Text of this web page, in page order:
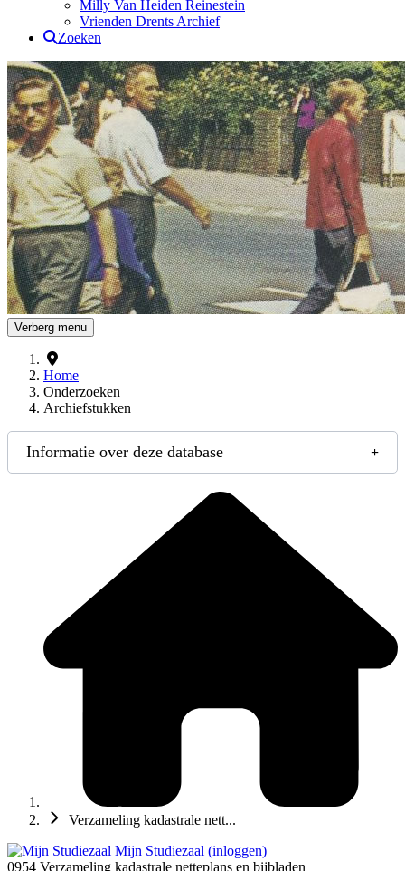
Milly Van Heiden Reinestein
Vrienden Drents Archief
Zoeken
Drents Archief
Verberg menu
Home
Onderzoeken
Archiefstukken
Informatie over deze database
Verzameling kadastrale nett...
Mijn Studiezaal (inloggen)
0954 Verzameling kadastrale netteplans en bijbladen